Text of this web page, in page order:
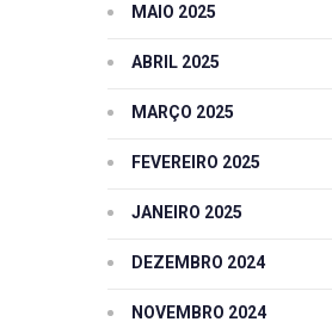
MAIO 2025
ABRIL 2025
MARÇO 2025
FEVEREIRO 2025
JANEIRO 2025
DEZEMBRO 2024
NOVEMBRO 2024